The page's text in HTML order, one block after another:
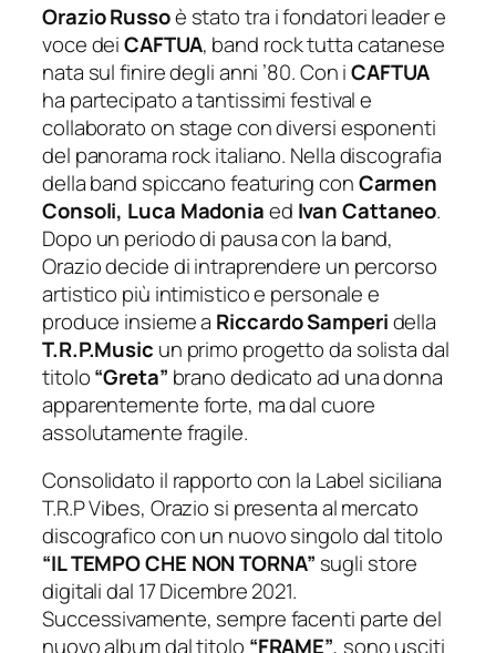
Orazio Russoè stato tra i fondatori leader e
voce deiCAFTUA, band rock tutta catanese
nata sul finire degli anni ’80. Con iCAFTUA
ha partecipato a tantissimi festival e
collaborato on stage con diversi esponenti
del panorama rock italiano. Nella discografia
della band spiccano featuring conCarmen
Consoli, Luca Madoniaed Ivan Cattaneo.
Dopo un periodo di pausa con la band,
Orazio decide di intraprendere un percorso
artistico più intimistico e personale e
produce insieme a Riccardo Samperidella
T.R.P.Music un primo progetto da solista dal
titolo“Greta” brano dedicato ad una donna
apparentemente forte, ma dal cuore
assolutamente fragile.
Consolidato il rapporto con la Label siciliana
T.R.P Vibes, Orazio si presenta al mercato
discografico con un nuovo singolo dal titolo
“IL TEMPO CHE NON TORNA” sugli store
digitali dal 17 Dicembre 2021.
Successivamente, sempre facenti parte del
nuovo album dal titolo “FRAME”, sono usciti